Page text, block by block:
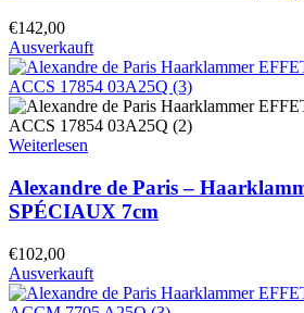
€142,00
Ausverkauft
Weiterlesen
Alexandre de Paris –
SPÉCIAUX 7cm
€102,00
Ausverkauft